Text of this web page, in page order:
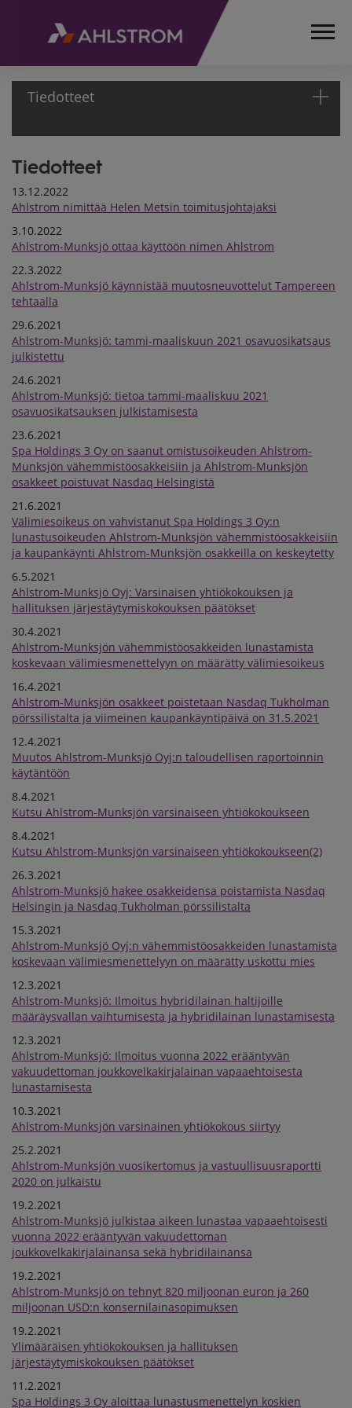
Tiedotteet
ETUSIVU
TIEDOTTEET
Tiedotteet
13.12.2022
Ahlstrom nimittää Helen Metsin toimitusjohtajaksi
3.10.2022
Ahlstrom-Munksjö ottaa käyttöön nimen Ahlstrom
22.3.2022
Ahlstrom-Munksjö käynnistää muutosneuvottelut Tampereen
tehtaalla
29.6.2021
Ahlstrom-Munksjö: tammi-maaliskuun 2021 osavuosikatsaus
julkistettu
24.6.2021
Ahlstrom-Munksjö: tietoa tammi-maaliskuu 2021
osavuosikatsauksen julkistamisesta
23.6.2021
Spa Holdings 3 Oy on saanut omistusoikeuden Ahlstrom-
Munksjön vähemmistöosakkeisiin ja Ahlstrom-Munksjön
osakkeet poistuvat Nasdaq Helsingistä
21.6.2021
Välimiesoikeus on vahvistanut Spa Holdings 3 Oy:n
lunastusoikeuden Ahlstrom-Munksjön vähemmistöosakkeisiin
ja kaupankäynti Ahlstrom-Munksjön osakkeilla on keskeytetty
6.5.2021
Ahlstrom-Munksjö Oyj: Varsinaisen yhtiökokouksen ja
hallituksen järjestäytymiskokouksen päätökset
30.4.2021
Ahlstrom-Munksjön vähemmistöosakkeiden lunastamista
koskevaan välimiesmenettelyyn on määrätty välimiesoikeus
16.4.2021
Ahlstrom-Munksjön osakkeet poistetaan Nasdaq Tukholman
pörssilistalta ja viimeinen kaupankäyntipäivä on 31.5.2021
12.4.2021
Muutos Ahlstrom-Munksjö Oyj:n taloudellisen raportoinnin
käytäntöön
8.4.2021
Kutsu Ahlstrom-Munksjön varsinaiseen yhtiökokoukseen
8.4.2021
Kutsu Ahlstrom-Munksjön varsinaiseen yhtiökokoukseen(2)
26.3.2021
Ahlstrom-Munksjö hakee osakkeidensa poistamista Nasdaq
Helsingin ja Nasdaq Tukholman pörssilistalta
15.3.2021
Ahlstrom-Munksjö Oyj:n vähemmistöosakkeiden lunastamista
koskevaan välimiesmenettelyyn on määrätty uskottu mies
12.3.2021
Ahlstrom-Munksjö: Ilmoitus hybridilainan haltijoille
määräysvallan vaihtumisesta ja hybridilainan lunastamisesta
12.3.2021
Ahlstrom-Munksjö: Ilmoitus vuonna 2022 erääntyvän
vakuudettoman joukkovelkakirjalainan vapaaehtoisesta
lunastamisesta
10.3.2021
Ahlstrom-Munksjön varsinainen yhtiökokous siirtyy
25.2.2021
Ahlstrom-Munksjön vuosikertomus ja vastuullisuusraportti
2020 on julkaistu
19.2.2021
Ahlstrom-Munksjö julkistaa aikeen lunastaa vapaaehtoisesti
vuonna 2022 erääntyvän vakuudettoman
joukkovelkakirjalainansa sekä hybridilainansa
19.2.2021
Ahlstrom-Munksjö on tehnyt 820 miljoonan euron ja 260
miljoonan USD:n konsernilainasopimuksen
19.2.2021
Ylimääräisen yhtiökokouksen ja hallituksen
järjestäytymiskokouksen päätökset
11.2.2021
Spa Holdings 3 Oy aloittaa lunastusmenettelyn koskien